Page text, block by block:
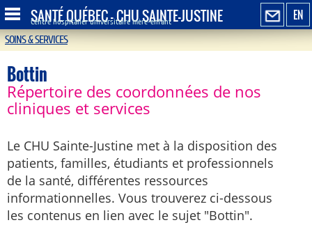
EN
SANTÉ QUÉBEC - CHU SAINTE-JUSTINE
Centre hospitalier universitaire mère-enfant
SOINS & SERVICES
Bottin
Répertoire des coordonnées de nos
cliniques et services
Le CHU Sainte-Justine met à la disposition des
patients, familles, étudiants et professionnels
de la santé, différentes ressources
informationnelles. Vous trouverez ci-dessous
les contenus en lien avec le sujet "Bottin".